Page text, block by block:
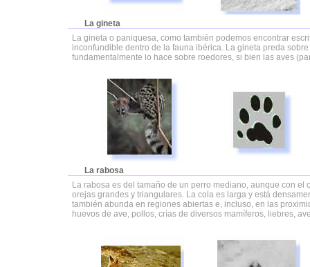
La gineta
La gineta o paniquesa, como también podemos encontrar
inconfundible dentro de la fauna ibérica. La gineta preda
fundamentalmente lo hace sobre roedores, si bien las aves
La rabosa
La rabosa es del tamaño de un perro mediano, aunque con
orejas grandes y triangulares. La cola es larga y está
también abunda en regiones abiertas e, incluso, en las
huevos de ave, pollos, crías de diversos mamíferos, liebres,